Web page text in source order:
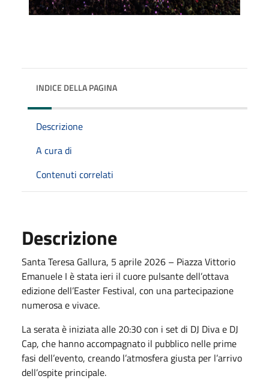
INDICE DELLA PAGINA
Descrizione
A cura di
Contenuti correlati
Descrizione
Santa Teresa Gallura, 5 aprile 2026 – Piazza Vittorio
Emanuele I è stata ieri il cuore pulsante dell’ottava
edizione dell’Easter Festival, con una partecipazione
numerosa e vivace.
La serata è iniziata alle 20:30 con i set di DJ Diva e DJ
Cap, che hanno accompagnato il pubblico nelle prime
fasi dell’evento, creando l’atmosfera giusta per l’arrivo
dell’ospite principale.